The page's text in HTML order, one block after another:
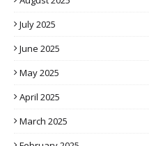
July 2025
June 2025
May 2025
April 2025
March 2025